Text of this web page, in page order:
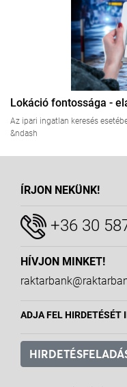
Lokáció fontossága -
Az ipari ingatlan keresés
&ndash
ÍRJON NEKÜNK!
+36 30
HÍVJON MINKET!
ADJA FEL HIRDETÉSÉT